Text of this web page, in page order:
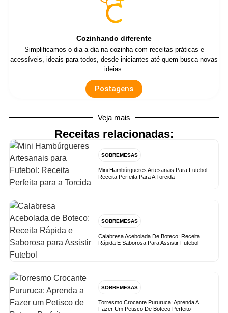
Cozinhando diferente
Simplificamos o dia a dia na cozinha com receitas práticas e
acessíveis, ideais para todos, desde iniciantes até quem busca novas
ideias.
Postagens
Veja mais
Receitas relacionadas:
SOBREMESAS
Mini Hambúrgueres Artesanais Para Futebol:
Receita Perfeita Para A Torcida
SOBREMESAS
Calabresa Acebolada De Boteco: Receita
Rápida E Saborosa Para Assistir Futebol
SOBREMESAS
Torresmo Crocante Pururuca: Aprenda A
Fazer Um Petisco De Boteco Perfeito